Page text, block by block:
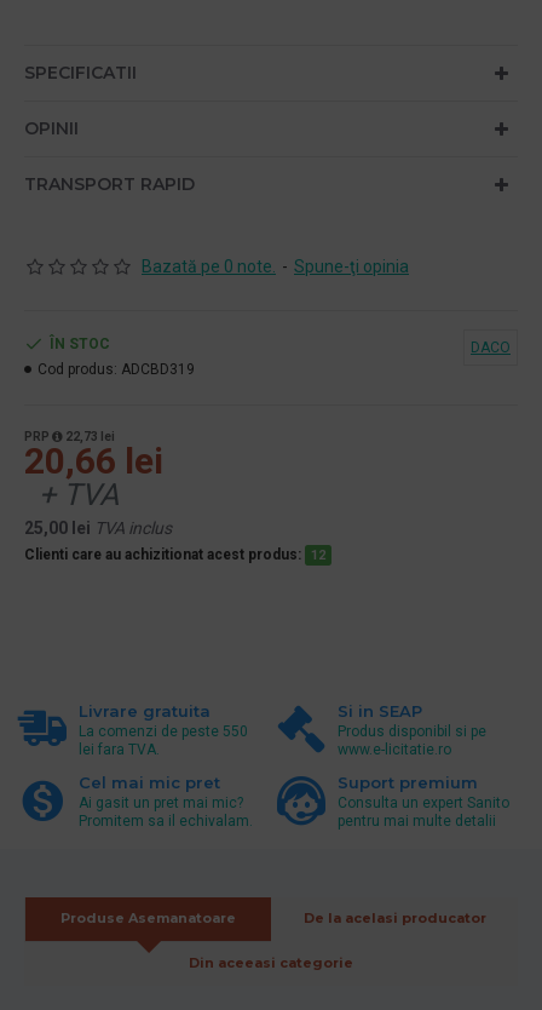
SPECIFICATII
OPINII
TRANSPORT RAPID
Bazată pe 0 note. - Spune-ţi opinia
PRP 22,73 lei
20,66 lei
+ TVA
25,00 lei TVA inclus
Clienti care au achizitionat acest produs: 12
ÎN STOC
Cod produs: ADCBD319
DACO
Livrare gratuita
La comenzi de peste 550
lei fara TVA.
Si in SEAP
Produs disponibil si pe
www.e-licitatie.ro
Cel mai mic pret
Ai gasit un pret mai mic?
Promitem sa il echivalam.
Suport premium
Consulta un expert Sanito
pentru mai multe detalii
Produse Asemanatoare De la acelasi producator
Din aceeasi categorie